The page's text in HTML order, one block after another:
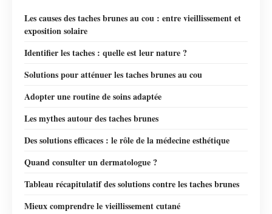
Les causes des taches brunes au cou : entre vieillissement et
exposition solaire
Identifier les taches : quelle est leur nature ?
Solutions pour atténuer les taches brunes au cou
Adopter une routine de soins adaptée
Les mythes autour des taches brunes
Des solutions efficaces : le rôle de la médecine esthétique
Quand consulter un dermatologue ?
Tableau récapitulatif des solutions contre les taches brunes
Mieux comprendre le vieillissement cutané